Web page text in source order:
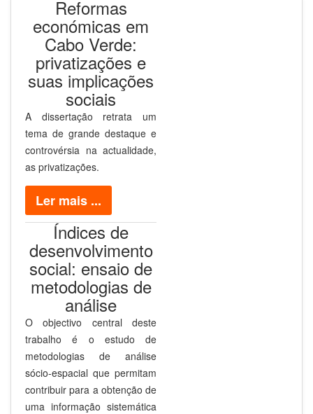
Reformas
económicas em
Cabo Verde:
privatizações e
suas implicações
sociais
A dissertação retrata um
tema de grande destaque e
controvérsia na actualidade,
as privatizações.
Ler mais ...
Índices de
desenvolvimento
social: ensaio de
metodologias de
análise
O objectivo central deste
trabalho é o estudo de
metodologias de análise
sócio-espacial que permitam
contribuir para a obtenção de
uma informação sistemática